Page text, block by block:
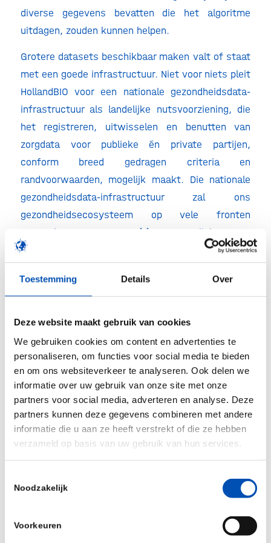
Toestemming Details Over
Deze website maakt gebruik van cookies
We gebruiken cookies om content en advertenties te
personaliseren, om functies voor social media te bieden
en om ons websiteverkeer te analyseren. Ook delen we
informatie over uw gebruik van onze site met onze
partners voor social media, adverteren en analyse. Deze
partners kunnen deze gegevens combineren met andere
informatie die u aan ze heeft verstrekt of die ze hebben
verzameld op basis van uw gebruik van hun services.
Noodzakelijk
Voorkeuren
diverse gegevens bevatten die het algoritme
uitdagen, zouden kunnen helpen.
Grotere datasets beschikbaar maken valt of staat
met een goede infrastructuur. Niet voor niets pleit
HollandBIO voor een nationale gezondheidsdata-
infrastructuur als landelijke nutsvoorziening, die
het registreren, uitwisselen en benutten van
zorgdata voor publieke én private partijen,
conform breed gedragen criteria en
randvoorwaarden, mogelijk maakt. Die nationale
gezondheidsdata-infrastructuur zal ons
gezondheidsecosysteem op vele fronten
versterken. In
onze position paper
lichten we
verder toe hoe zij bijdraagt aan:
Continue verbetering van passende zorg.
onderzoek en innovatie.
Het verminderen van administratieve en
financiële lasten van regulatoire vereisten
voor de ontwikkeling van nieuwe producten.
Een naadloze uitwisseling tussen
productonderzoek en zorgpraktijk.
/